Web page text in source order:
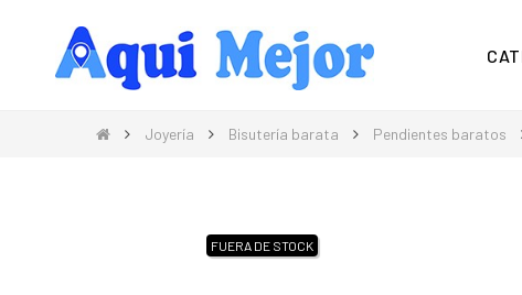
Compra Moda, Electrónica, Hogar y
Joyería Bisutería barata Pendientes baratos
FUERA DE STOCK